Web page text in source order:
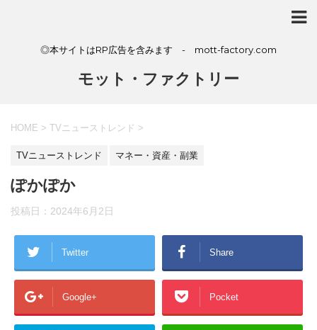
◎本サイトはRP広告を含みます - mott-factory.com
モット・ファクトリー
HOME > TVニューストレンド >
TVニューストレンド マネー・資産・副業
ぽかぽか
投稿日： 2024年6月2日
Twitter Share
Google+ Pocket